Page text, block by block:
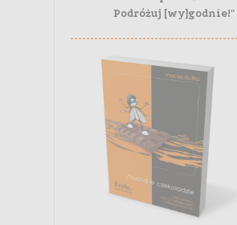
Podróżuj [wy]godnie!"